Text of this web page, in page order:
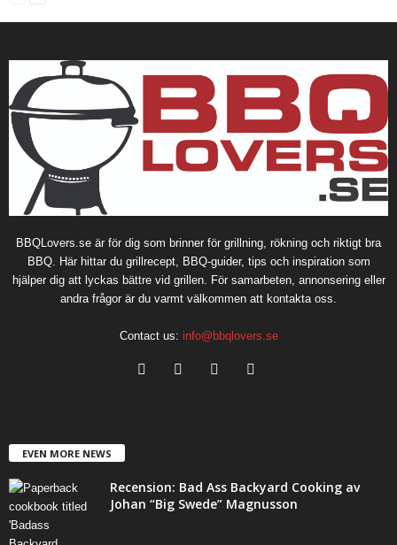
BBQLovers.se är för dig som brinner för grillning, rökning och riktigt bra
BBQ. Här hittar du grillrecept, BBQ-guider, tips och inspiration som
hjälper dig att lyckas bättre vid grillen. För samarbeten, annonsering eller
andra frågor är du varmt välkommen att kontakta oss.
Contact us: info@bbqlovers.se
EVEN MORE NEWS
Recension: Bad Ass Backyard Cooking av
Johan “Big Swede” Magnusson